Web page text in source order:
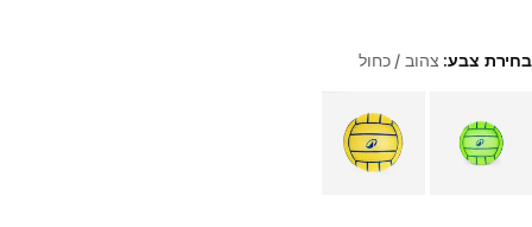
בחירת צבע: צהוב / כחול